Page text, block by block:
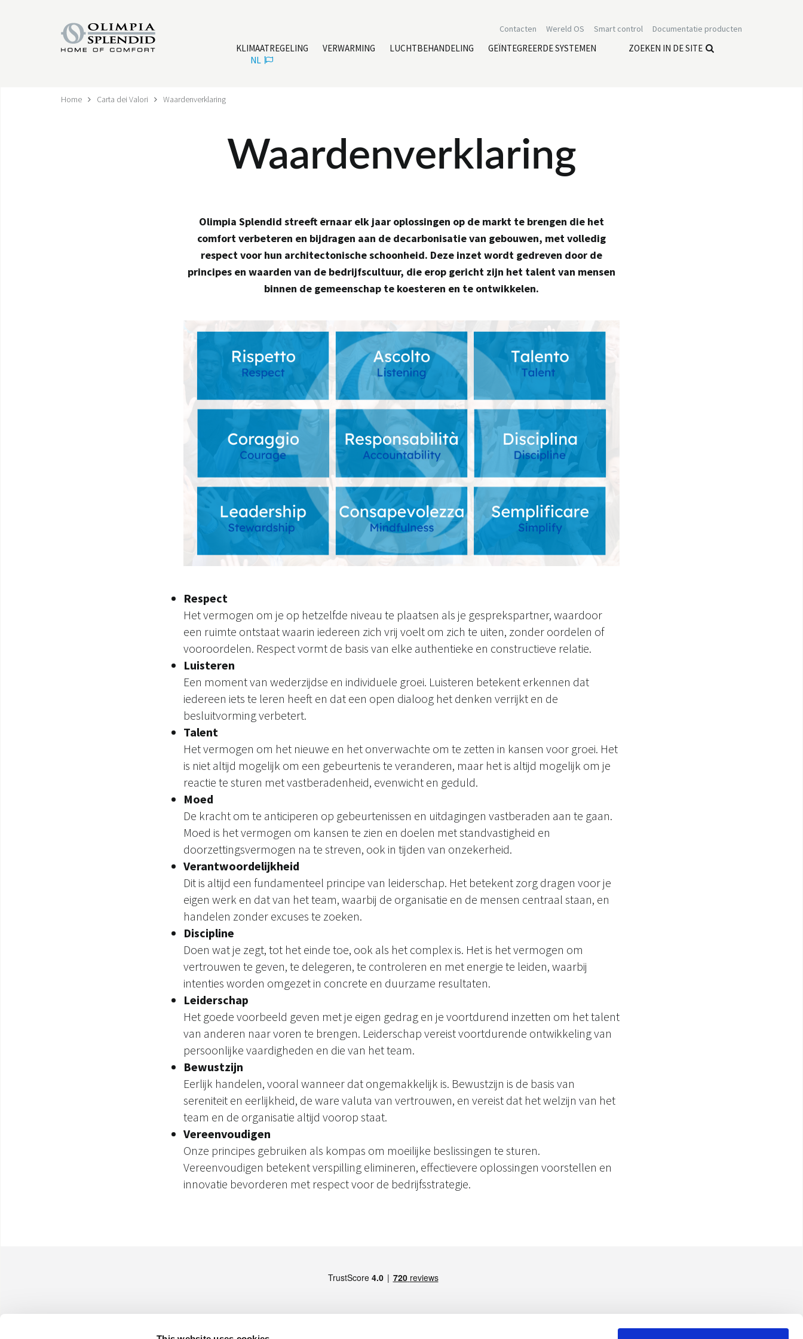
Documentatie producten
Smart control
Wereld OS
Contacten
KLIMAATREGELING VERWARMING LUCHTBEHANDELING GEÏNTEGREERDE SYSTEMEN
ZOEKEN IN DE SITE
NL
Home Carta dei Valori Waardenverklaring
Waardenverklaring
Olimpia Splendid streeft ernaar elk jaar oplossingen op de markt te brengen die het
comfort verbeteren en bijdragen aan de decarbonisatie van gebouwen, met volledig
respect voor hun architectonische schoonheid. Deze inzet wordt gedreven door de
principes en waarden van de bedrijfscultuur, die erop gericht zijn het talent van mensen
binnen de gemeenschap te koesteren en te ontwikkelen.
Respect
Het vermogen om je op hetzelfde niveau te plaatsen als je gesprekspartner, waardoor
een ruimte ontstaat waarin iedereen zich vrij voelt om zich te uiten, zonder oordelen of
vooroordelen. Respect vormt de basis van elke authentieke en constructieve relatie.
Luisteren
Een moment van wederzijdse en individuele groei. Luisteren betekent erkennen dat
iedereen iets te leren heeft en dat een open dialoog het denken verrijkt en de
besluitvorming verbetert.
Talent
Het vermogen om het nieuwe en het onverwachte om te zetten in kansen voor groei. Het
is niet altijd mogelijk om een gebeurtenis te veranderen, maar het is altijd mogelijk om je
reactie te sturen met vastberadenheid, evenwicht en geduld.
Moed
De kracht om te anticiperen op gebeurtenissen en uitdagingen vastberaden aan te gaan.
Moed is het vermogen om kansen te zien en doelen met standvastigheid en
doorzettingsvermogen na te streven, ook in tijden van onzekerheid.
Verantwoordelijkheid
Dit is altijd een fundamenteel principe van leiderschap. Het betekent zorg dragen voor je
eigen werk en dat van het team, waarbij de organisatie en de mensen centraal staan, en
handelen zonder excuses te zoeken.
Discipline
Doen wat je zegt, tot het einde toe, ook als het complex is. Het is het vermogen om
vertrouwen te geven, te delegeren, te controleren en met energie te leiden, waarbij
intenties worden omgezet in concrete en duurzame resultaten.
Leiderschap
Het goede voorbeeld geven met je eigen gedrag en je voortdurend inzetten om het talent
van anderen naar voren te brengen. Leiderschap vereist voortdurende ontwikkeling van
persoonlijke vaardigheden en die van het team.
Bewustzijn
Eerlijk handelen, vooral wanneer dat ongemakkelijk is. Bewustzijn is de basis van
sereniteit en eerlijkheid, de ware valuta van vertrouwen, en vereist dat het welzijn van het
team en de organisatie altijd voorop staat.
Vereenvoudigen
Onze principes gebruiken als kompas om moeilijke beslissingen te sturen.
Vereenvoudigen betekent verspilling elimineren, effectievere oplossingen voorstellen en
innovatie bevorderen met respect voor de bedrijfsstrategie.